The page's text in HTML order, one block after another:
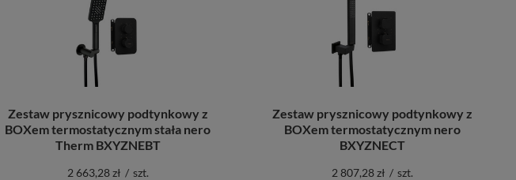
Zestaw prysznicowy podtynkowy z
BOXem termostatycznym stała nero
Therm BXYZNEBT
2 663,28 zł / szt.
Zestaw prysznicowy podtynkowy z
BOXem termostatycznym nero
BXYZNECT
2 807,28 zł / szt.